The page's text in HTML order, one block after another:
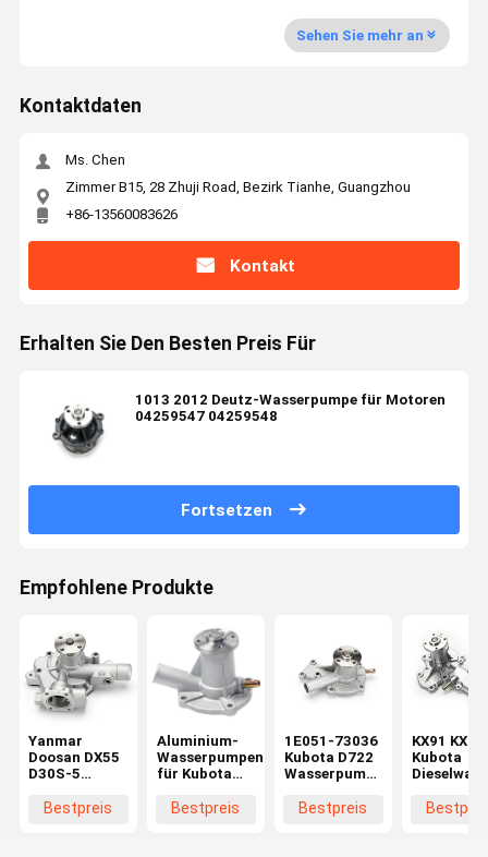
Sehen Sie mehr an
Kontaktdaten
Ms. Chen
Zimmer B15, 28 Zhuji Road, Bezirk Tianhe, Guangzhou
+86-13560083626
Kontakt
Erhalten Sie Den Besten Preis Für
1013 2012 Deutz-Wasserpumpe für Motoren
04259547 04259548
Fortsetzen
Empfohlene Produkte
Yanmar
Doosan DX55
D30S-5
129900-
Bestpreis
Aluminium-
Wasserpumpenbagger
für Kubota
U15 D950
Bestpreis
1E051-73036
Kubota D722
Wasserpumpe
D902 D782
Bestpreis
KX91
Kubota
1A051-